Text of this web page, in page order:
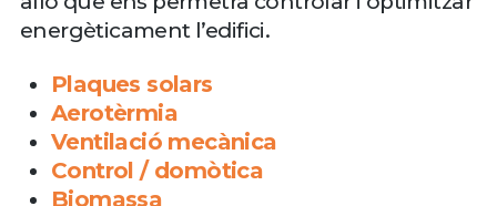
energèticament l’edifici.
Plaques solars
Aerotèrmia
Ventilació mecànica
Control / domòtica
Biomassa